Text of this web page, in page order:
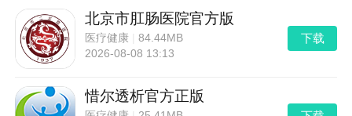
北京市肛肠医院官方版
医疗健康 |84.44MB
2026-08-08 13:13
下载
惜尔透析官方正版